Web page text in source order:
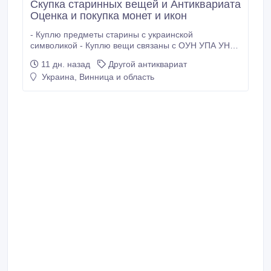
Скупка старинных вещей и Антиквариата
Оценка и покупка монет и икон
- Куплю предметы старины с украинской
символикой - Куплю вещи связаны с ОУН УПА УНР
независимости и борьбы за независимость - Куплю
фотографии до 1921 года лица и группы лиц
11 дн. назад
Другой антиквариат
Украина, Винница и область